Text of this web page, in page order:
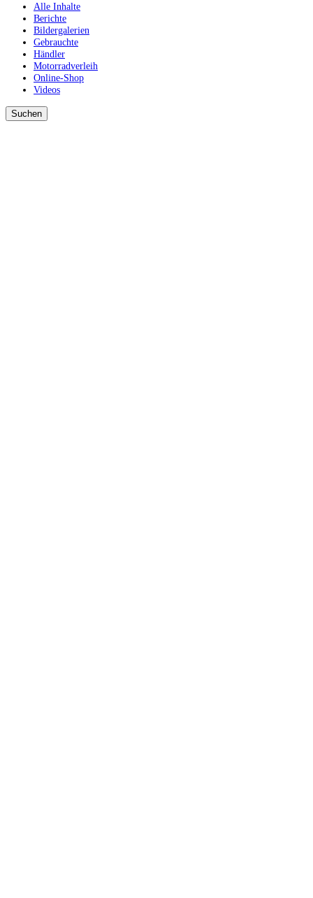
Alle Inhalte
Berichte
Bildergalerien
Gebrauchte
Händler
Motorradverleih
Online-Shop
Videos
Suchen